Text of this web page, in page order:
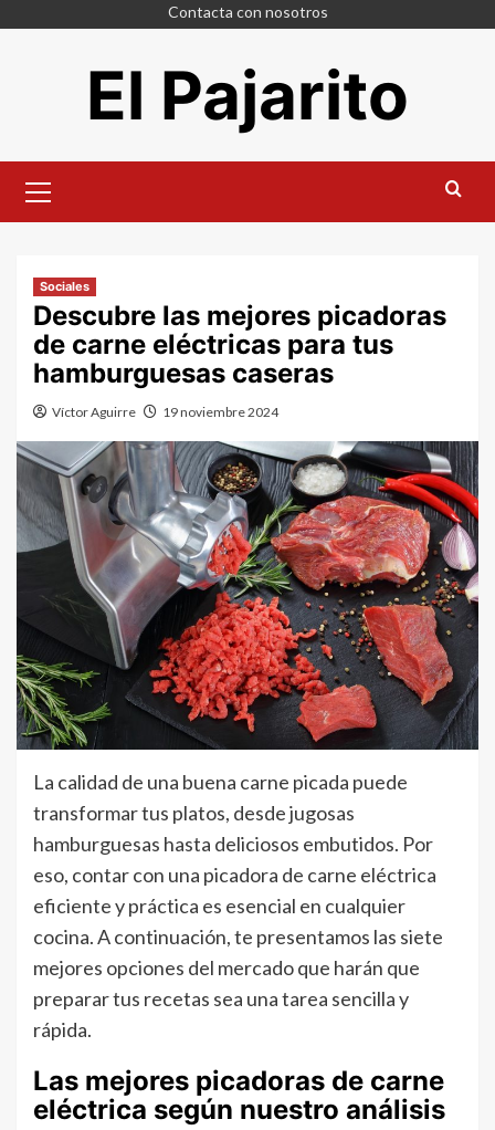
Contacta con nosotros
El Pajarito
principal
Sociales
Descubre las mejores picadoras
de carne eléctricas para tus
hamburguesas caseras
Víctor Aguirre 19 noviembre 2024
La calidad de una buena carne picada puede
transformar tus platos, desde jugosas
hamburguesas hasta deliciosos embutidos. Por
eso, contar con una picadora de carne eléctrica
eficiente y práctica es esencial en cualquier
cocina. A continuación, te presentamos las siete
mejores opciones del mercado que harán que
preparar tus recetas sea una tarea sencilla y
rápida.
Las mejores picadoras de carne
eléctrica según nuestro análisis